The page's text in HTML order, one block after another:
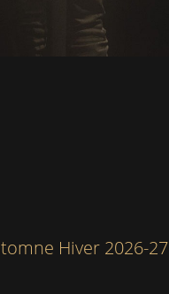
Hiver 2026-27